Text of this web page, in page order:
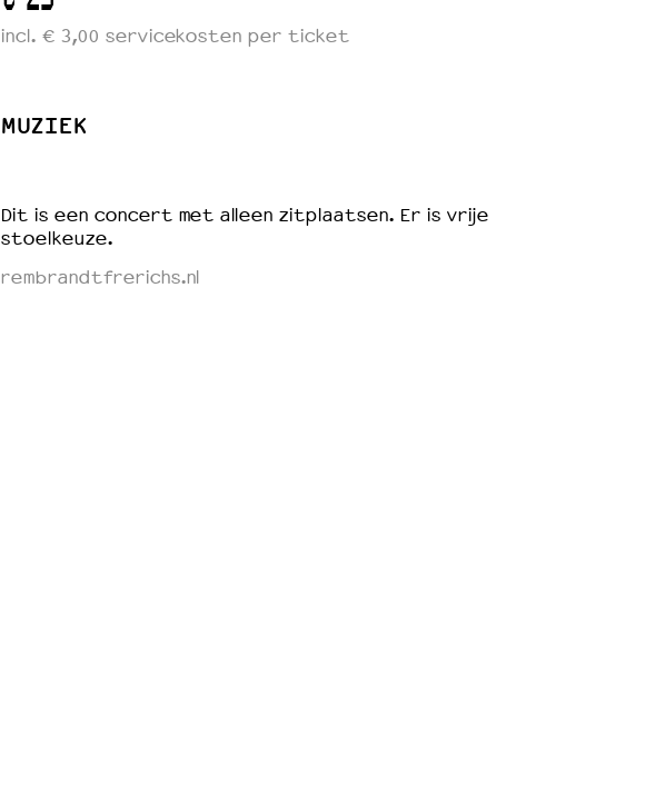
incl. € 3,00 servicekosten per ticket
MUZIEK
Dit is een concert met alleen zitplaatsen. Er is vrije
stoelkeuze.
rembrandtfrerichs.nl